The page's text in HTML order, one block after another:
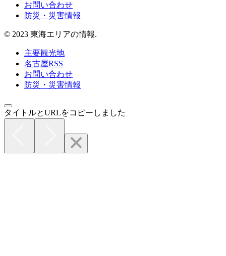
お問い合わせ
防災・災害情報
© 2023 東海エリアの情報.
主要観光地
名古屋RSS
お問い合わせ
防災・災害情報
タイトルとURLをコピーしました